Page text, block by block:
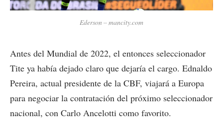
Ederson – mancity.com
Antes del Mundial de 2022, el entonces seleccionador
Tite ya había dejado claro que dejaría el cargo. Ednaldo
Pereira, actual presidente de la CBF, viajará a Europa
para negociar la contratación del próximo seleccionador
nacional, con Carlo Ancelotti como favorito.